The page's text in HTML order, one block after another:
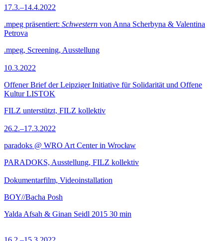
17.3.–14.4.2022
.mpeg präsentiert: Schwestern von Anna Scherbyna & Valentina
Petrova
.mpeg, Screening, Ausstellung
10.3.2022
Offener Brief der Leipziger Initiative für Solidarität und Offene
Kultur LISTOK
FILZ unterstützt, FILZ kollektiv
26.2.–17.3.2022
paradoks @ WRO Art Center in Wrocław
PARADOKS, Ausstellung, FILZ kollektiv
Dokumentarfilm, Videoinstallation
BOY//Bacha Posh
Yalda Afsah & Ginan Seidl 2015 30 min